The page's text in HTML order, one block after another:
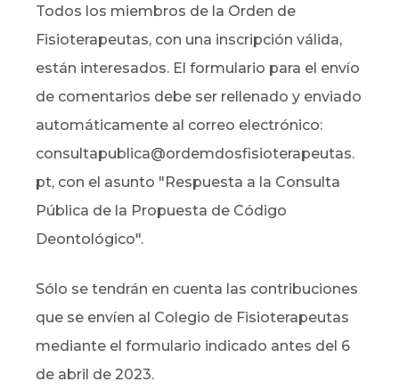
Todos los miembros de la Orden de
Fisioterapeutas, con una inscripción válida,
están interesados. El formulario para el envío
de comentarios debe ser rellenado y enviado
automáticamente al correo electrónico:
consultapublica@ordemdosfisioterapeutas.
pt, con el asunto "Respuesta a la Consulta
Pública de la Propuesta de Código
Deontológico".
Sólo se tendrán en cuenta las contribuciones
que se envíen al Colegio de Fisioterapeutas
mediante el formulario indicado antes del 6
de abril de 2023.